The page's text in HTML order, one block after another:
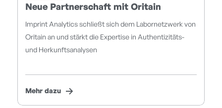
Neue Partnerschaft mit Oritain
Imprint Analytics schließt sich dem Labornetzwerk von
Oritain an und stärkt die Expertise in Authentizitäts-
und Herkunftsanalysen
Mehr dazu